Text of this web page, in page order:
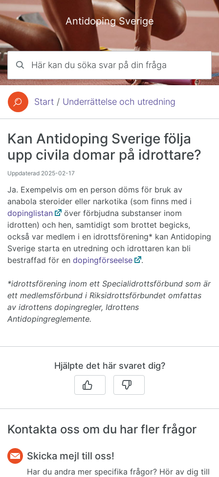
Hoppa till innehåll
Antidoping Sverige
Du är här:Start / Underrättelse och utredning
Kan Antidoping Sverige följa
upp civila domar på idrottare?
Uppdaterad 2025-02-17
Ja. Exempelvis om en person döms för bruk av
anabola steroider eller narkotika (som finns med i
dopinglistan
över förbjudna substanser inom
idrotten) och hen, samtidigt som brottet begicks,
också var medlem i en idrottsförening* kan Antidoping
Sverige starta en utredning och idrottaren kan bli
bestraffad för en dopingförseelse .
*idrottsförening inom ett Specialidrottsförbund som är
ett medlemsförbund i Riksidrottsförbundet omfattas
av idrottens dopingregler, Idrottens
Antidopingreglemente.
Hjälpte det här svaret dig?
Kontakta oss om du har fler frågor
Skicka mejl till oss!
Har du andra mer specifika frågor? Hör av dig till